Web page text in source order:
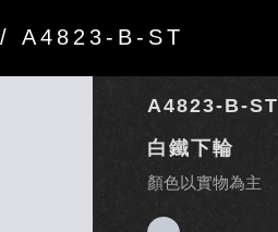
/ A4823-B-ST
A4823-B-ST
白鐵下輪
顏色以實物為主